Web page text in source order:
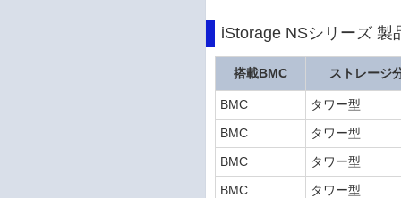
iStorage NSシリーズ 製
搭載BMC ストレージ
BMC
タワー型
BMC
タワー型
BMC
タワー型
BMC
タワー型